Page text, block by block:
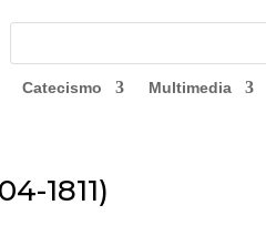
Catecismo Multimedia
1811)